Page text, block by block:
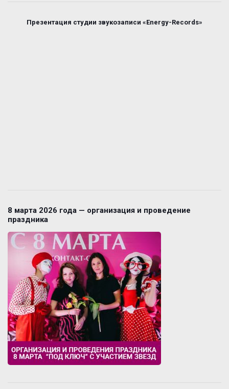
Презентация студии звукозаписи «Energy-Records»
8 марта 2026 года — организация и проведение
праздника